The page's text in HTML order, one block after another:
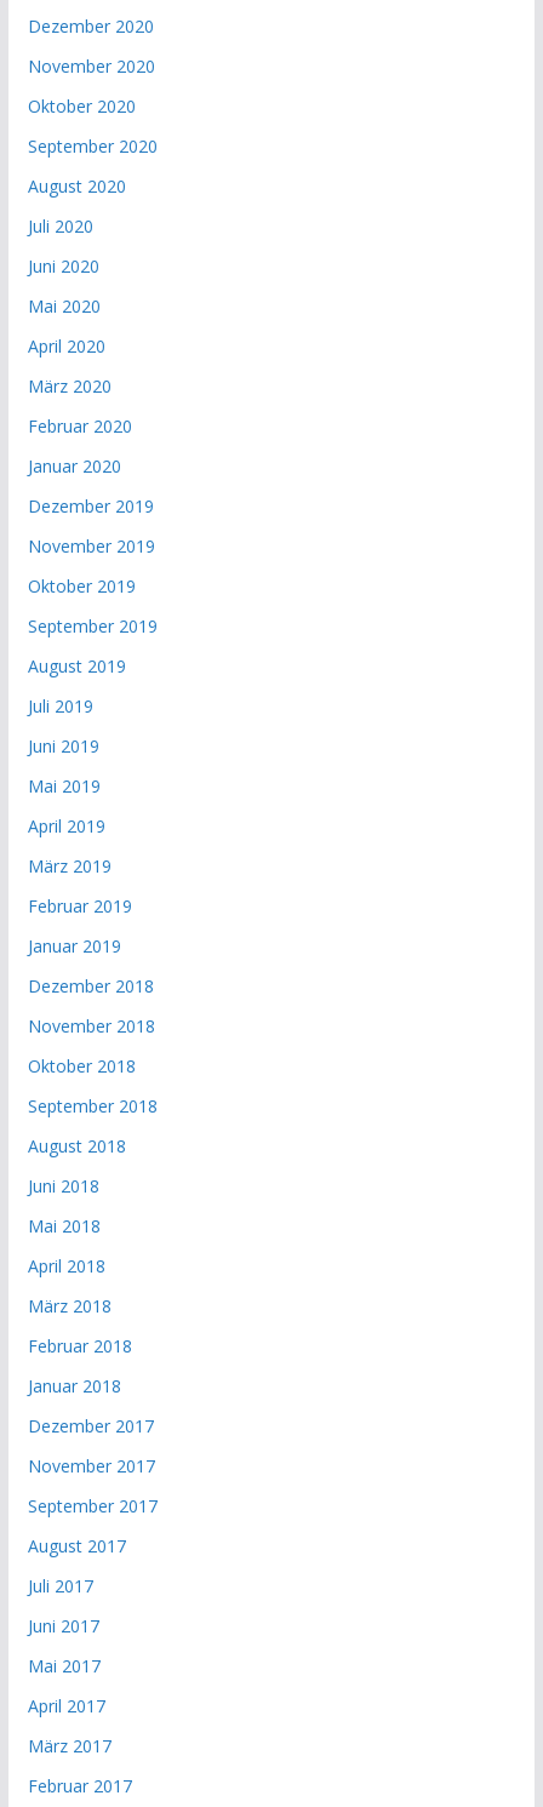
Dezember 2020
November 2020
Oktober 2020
September 2020
August 2020
Juli 2020
Juni 2020
Mai 2020
April 2020
März 2020
Februar 2020
Januar 2020
Dezember 2019
November 2019
Oktober 2019
September 2019
August 2019
Juli 2019
Juni 2019
Mai 2019
April 2019
März 2019
Februar 2019
Januar 2019
Dezember 2018
November 2018
Oktober 2018
September 2018
August 2018
Juni 2018
Mai 2018
April 2018
März 2018
Februar 2018
Januar 2018
Dezember 2017
November 2017
September 2017
August 2017
Juli 2017
Juni 2017
Mai 2017
April 2017
März 2017
Februar 2017